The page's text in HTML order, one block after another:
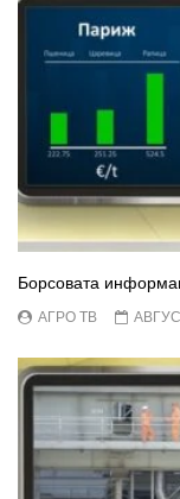
Борсовата
АГРО ТВ